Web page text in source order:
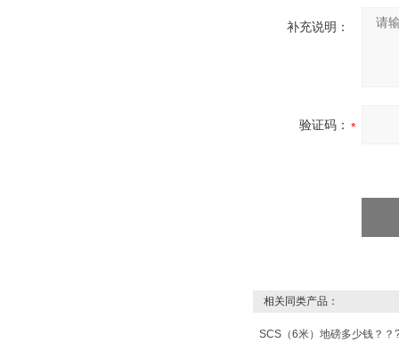
补充说明：
验证码：
相关同类产品：
SCS（6米）地磅多少钱？？